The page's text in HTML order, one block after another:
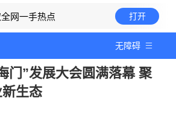
全网一手热点 打开
无障碍
门”发展大会圆满落幕 聚
生态